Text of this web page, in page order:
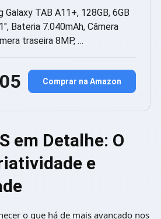
Galaxy TAB A11+, 128GB, 6GB
Bateria 7.040mAh, Câmera
traseira 8MP, …
Comprar na Amazon
em Detalhe: O
e
o que há de mais avançado nos